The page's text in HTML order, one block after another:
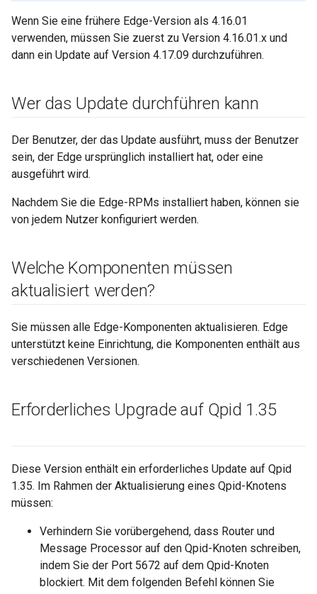
Wenn Sie eine frühere Edge-Version als 4.16.01
verwenden, müssen Sie zuerst zu Version 4.16.01.x und
dann ein Update auf Version 4.17.09 durchzuführen.
Wer das Update durchführen kann
Der Benutzer, der das Update ausführt, muss der Benutzer
sein, der Edge ursprünglich installiert hat, oder eine
ausgeführt wird.
Nachdem Sie die Edge-RPMs installiert haben, können sie
von jedem Nutzer konfiguriert werden.
Welche Komponenten müssen
aktualisiert werden?
Sie müssen alle Edge-Komponenten aktualisieren. Edge
unterstützt keine Einrichtung, die Komponenten enthält aus
verschiedenen Versionen.
Erforderliches Upgrade auf Qpid 1.35
Diese Version enthält ein erforderliches Update auf Qpid
1.35. Im Rahmen der Aktualisierung eines Qpid-Knotens
müssen:
Verhindern Sie vorübergehend, dass Router und
Message Processor auf den Qpid-Knoten schreiben,
indem Sie der Port 5672 auf dem Qpid-Knoten
blockiert. Mit dem folgenden Befehl können Sie